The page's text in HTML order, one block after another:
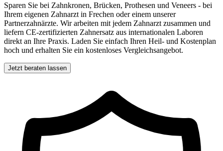
Sparen Sie bei Zahnkronen, Brücken, Prothesen und Veneers - bei
Ihrem eigenen Zahnarzt in Frechen oder einem unserer
Partnerzahnärzte. Wir arbeiten mit jedem Zahnarzt zusammen und
liefern CE-zertifizierten Zahnersatz aus internationalen Laboren
direkt an Ihre Praxis. Laden Sie einfach Ihren Heil- und Kostenplan
hoch und erhalten Sie ein kostenloses Vergleichsangebot.
Jetzt beraten lassen